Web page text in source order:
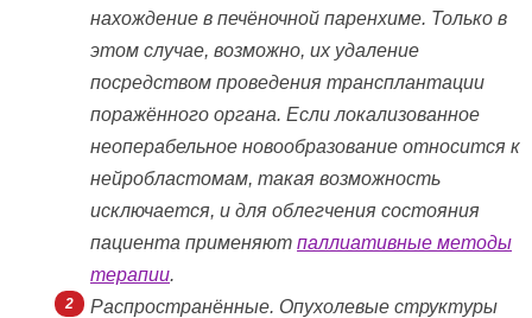
нахождение в печёночной паренхиме. Только в
этом случае, возможно, их удаление
посредством проведения трансплантации
поражённого органа. Если локализованное
неоперабельное новообразование относится к
нейробластомам, такая возможность
исключается, и для облегчения состояния
пациента применяют паллиативные методы
терапии.
Распространённые. Опухолевые структуры